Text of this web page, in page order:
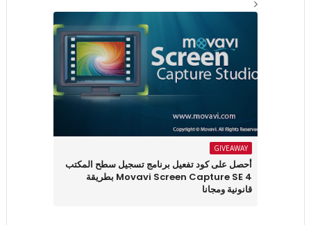
GIVEAWAY
أحصل على كود تفعيل برنامج تسجيل سطح المكتب
Movavi Screen Capture SE 4 بطريقة
قانونية ومجانا